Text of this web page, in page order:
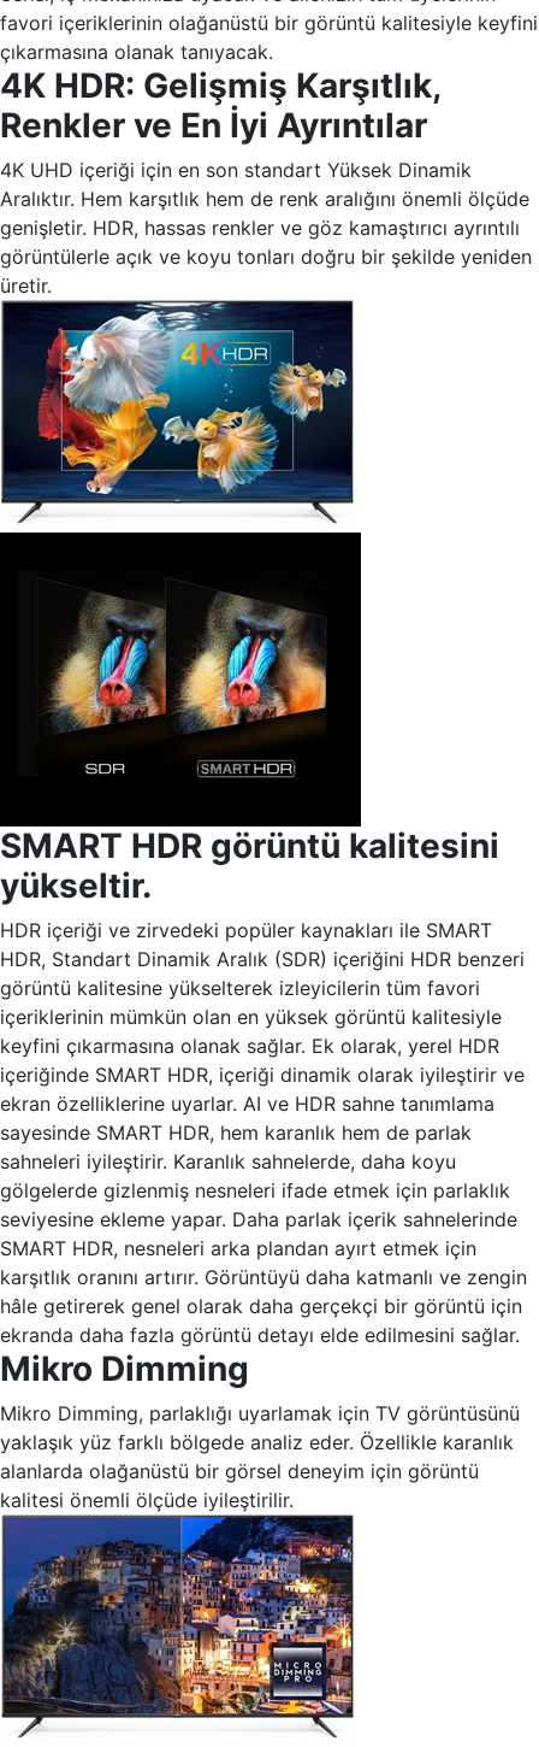
favori içeriklerinin olağanüstü bir görüntü kalitesiyle keyfini
çıkarmasına olanak tanıyacak.
4K HDR: Gelişmiş Karşıtlık,
Renkler ve En İyi Ayrıntılar
4K UHD içeriği için en son standart Yüksek Dinamik
Aralıktır. Hem karşıtlık hem de renk aralığını önemli ölçüde
genişletir. HDR, hassas renkler ve göz kamaştırıcı ayrıntılı
görüntülerle açık ve koyu tonları doğru bir şekilde yeniden
üretir.
SMART HDR görüntü kalitesini
yükseltir.
HDR içeriği ve zirvedeki popüler kaynakları ile SMART
HDR, Standart Dinamik Aralık (SDR) içeriğini HDR benzeri
görüntü kalitesine yükselterek izleyicilerin tüm favori
içeriklerinin mümkün olan en yüksek görüntü kalitesiyle
keyfini çıkarmasına olanak sağlar. Ek olarak, yerel HDR
içeriğinde SMART HDR, içeriği dinamik olarak iyileştirir ve
ekran özelliklerine uyarlar. AI ve HDR sahne tanımlama
sayesinde SMART HDR, hem karanlık hem de parlak
sahneleri iyileştirir. Karanlık sahnelerde, daha koyu
gölgelerde gizlenmiş nesneleri ifade etmek için parlaklık
seviyesine ekleme yapar. Daha parlak içerik sahnelerinde
SMART HDR, nesneleri arka plandan ayırt etmek için
karşıtlık oranını artırır. Görüntüyü daha katmanlı ve zengin
hâle getirerek genel olarak daha gerçekçi bir görüntü için
ekranda daha fazla görüntü detayı elde edilmesini sağlar.
Mikro Dimming
Mikro Dimming, parlaklığı uyarlamak için TV görüntüsünü
yaklaşık yüz farklı bölgede analiz eder. Özellikle karanlık
alanlarda olağanüstü bir görsel deneyim için görüntü
kalitesi önemli ölçüde iyileştirilir.